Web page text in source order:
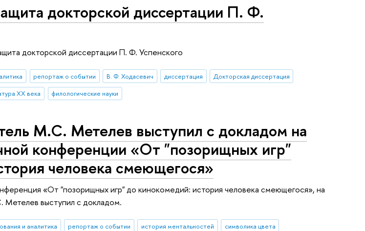
докторской диссертации П. Ф.
докторской диссертации П. Ф. Успенского
репортаж о событии В. Ф. Ходасевич диссертация
Докторская диссертация
ХХ века филологические науки
М.С. Метелев выступил с докладом на
конференции «От "позорищных игр"
человека смеющегося»
«От "позорищных игр" до кинокомедий: история человека смеющегося», на
выступил с докладом.
и аналитика репортаж о событии история ментальностей
символика цвета